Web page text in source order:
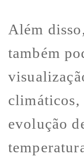
Além
também
climáticos,
evolução